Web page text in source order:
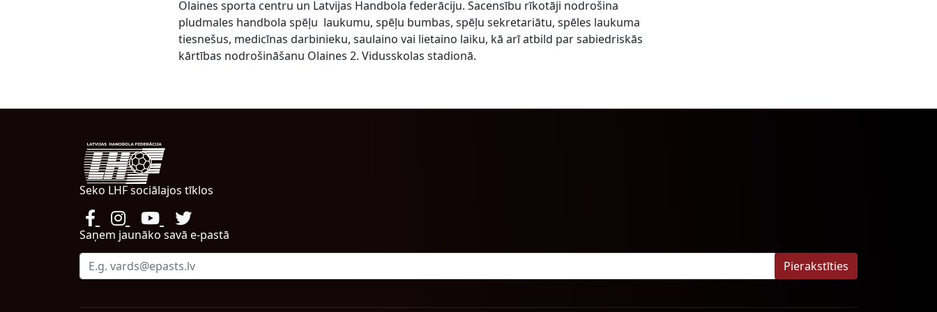
Olaines sporta centru un Latvijas Handbola federāciju. Sacensību rīkotāji nodrošina
pludmales handbola spēļu laukumu, spēļu bumbas, spēļu sekretariātu, spēles laukuma
tiesnešus, medicīnas darbinieku, saulaino vai lietaino laiku, kā arī atbild par sabiedriskās
kārtības nodrošināšanu Olaines 2. Vidusskolas stadionā.
Seko LHF sociālajos tīklos
Saņem jaunāko savā e-pastā